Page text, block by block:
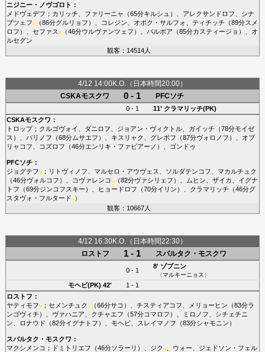
ニジニー・ノヴゴロト ：
メドヴェデフ ； カリッチ ファリーニャ （65分キルシュ ）、 アレクサンドロフ
シナ
プツェフ■（86分グルリョフ ）、 コレジン オポク・サルフォ ティチッチ （89分スメ
ロフ ）、 セファス ■（46分ウルヴァンツェフ ）、 バルボア （85分カスティージョ ）、 オ
ルセグン
観客：14514人
4/12 14:00K.O.（日本時間20:00）
CSKAモスクワ
0 - 1 PFCソチ
0 - 1 11' クラマリッチ(PK)
CSKAモスクワ ：
トロップ； クルゴヴォイ ダニロフ ジョアン・ヴィクトル、 ガイッチ （78分モイゼ
ス ）、 バリノフ （68分ムサエフ ）、 キスリャク グレボフ （87分ヴォロノフ ）、 オブ
リャコフ
コズロフ （46分エンリキ・ファビアーノ ）、 ゴンドゥ
PFCソチ：
ジョグテフ■； リトヴィノフ マルセロ・アウヴェス ソルダテンコフ
マカルチュク
（46分ヴォルコフ ）、 コヴァレンコ ■（82分ヴァシリェフ ）、 ムヒン ザイカ
イグナ
トフ （69分ジンコフスキー ）、 ヒョードロフ （70分イリン ）、 クラマリッチ （46分グ
スタヴォ・フルタード■）
観客：10667人
4/12 16:30K.O.（日本時間22:30）
ロストフ
1 - 1 スパルタク・モスクワ
0 - 1
8' ゾブニン
（マルキーニョス ）
モヘビ(PK) 42'
1 - 1
ロストフ ：
ヤティモフ■； セメンチュク ■（66分サコ ）、 チスティアコフ メリョーヒン （83分ラ
ンゴヴィチ ）、 ヴァハニア クチャエフ （57分コマロフ ）、 ミロノフ
シチェチニ
ン
ロナウド （82分イグナトフ ）、 モヘビ、 スレイマノフ （83分シャモニン ）
スパルタク・モスクワ ：
マクシメンコ ； ドミトリエフ （46分ソラーリ ）、 ジク ■、 ウォー
ジェドソン・フェル